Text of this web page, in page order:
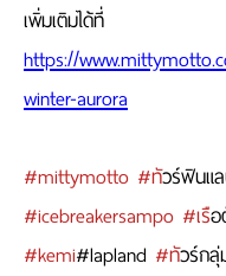
เพิ่มเติมได้ที่
https://
winter-aurora
#mittymotto #ทวร์ฟินแ
#icebreakersampo #เร
#kemi#lapland #ทวร์กลุ่